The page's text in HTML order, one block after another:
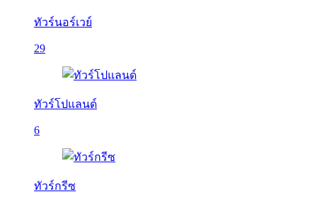
ทัวร์นอร์เวย์
29
ทัวร์โปแลนด์
6
ทัวร์กรีซ